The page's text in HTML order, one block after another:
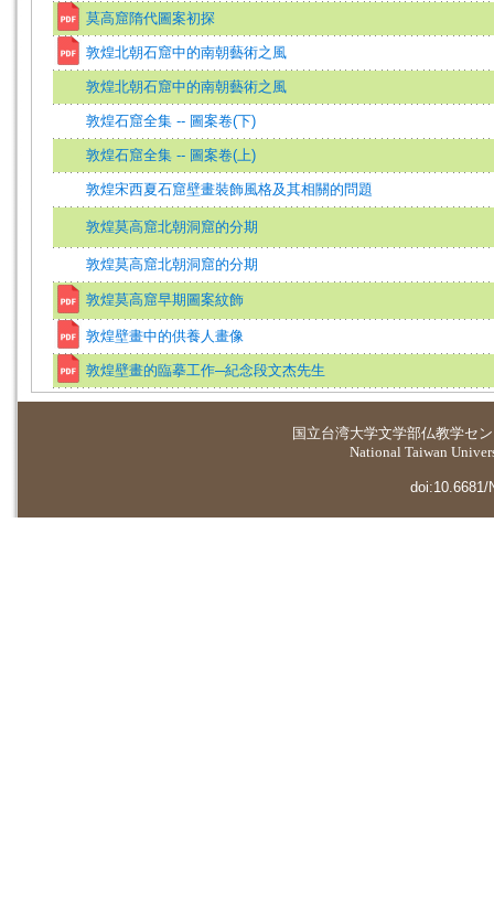
莫高窟隋代圖案初探
敦煌北朝石窟中的南朝藝術之風
敦煌北朝石窟中的南朝藝術之風
敦煌石窟全集 -- 圖案卷(下)
敦煌石窟全集 -- 圖案卷(上)
敦煌宋西夏石窟壁畫裝飾風格及其相關的問題
敦煌莫高窟北朝洞窟的分期
敦煌莫高窟北朝洞窟的分期
敦煌莫高窟早期圖案紋飾
敦煌壁畫中的供養人畫像
敦煌壁畫的臨摹工作─紀念段文杰先生
国立台湾大学文学部仏教学セ
National Taiwan
doi:10.6681/